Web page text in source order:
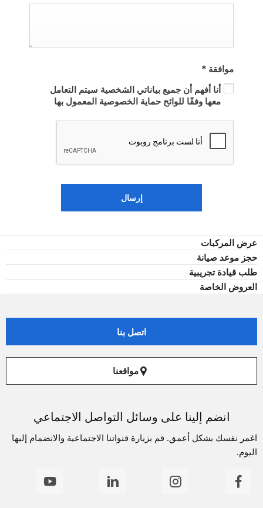
موافقة *
أنا أفهم أن جميع بياناتي الشخصية سيتم التعامل
معها وفقًا للوائح حماية الخصوصية المعمول بها
إرسال
عرض المركبات
حجز موعد صيانة
طلب قيادة تجريبية
العروض الخاصة
اتصل بنا
مواقعنا
انضم إلينا على وسائل التواصل الاجتماعي
اغمر نفسك بشكل أعمق. قم بزيارة قنواتنا الاجتماعية والانضمام إليها
اليوم.